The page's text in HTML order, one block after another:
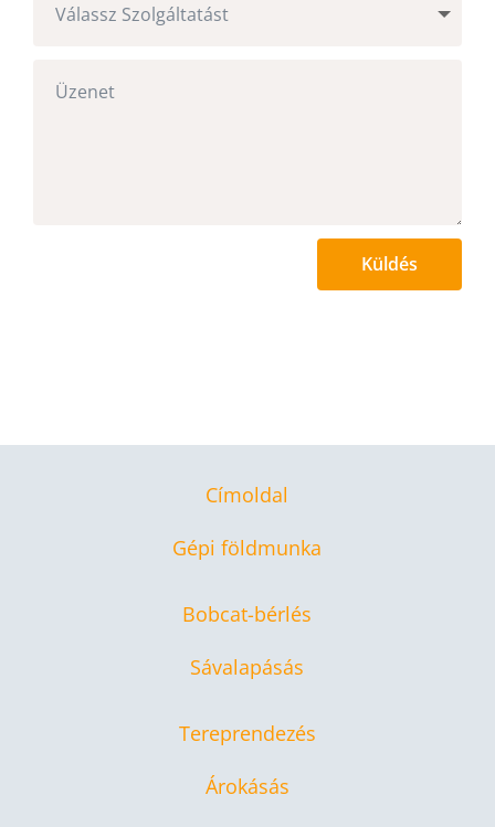
Küldés
Címoldal
Gépi földmunka
Bobcat-bérlés
Sávalapásás
Tereprendezés
Árokásás